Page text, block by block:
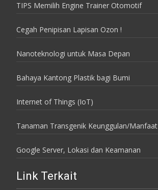
TIPS Memilih Engine Trainer Otomotif
Cegah Penipisan Lapisan Ozon !
Nanoteknologi untuk Masa Depan
Bahaya Kantong Plastik bagi Bumi
Internet of Things (IoT)
Tanaman Transgenik Keunggulan/Manfaat
Google Server, Lokasi dan Keamanan
Link Terkait